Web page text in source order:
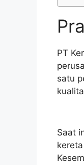
PT
satu
Saat